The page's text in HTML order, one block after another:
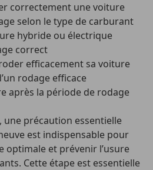
correctement une voiture
selon le type de carburant
hybride ou électrique
correct
efficacement sa voiture
rodage efficace
après la période de rodage
une précaution essentielle
est indispensable pour
optimale et prévenir l’usure
Cette étape est essentielle